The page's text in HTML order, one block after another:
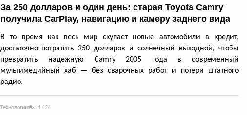
За 250 долларов и один день: старая Toyota Camry
получила CarPlay, навигацию и камеру заднего вида
В то время как весь мир скупает новые автомобили в кредит,
достаточно потратить 250 долларов и солнечный выходной, чтобы
превратить надежную Camry 2005 года в современный
мультимедийный хаб — без сварочных работ и потери штатного
радио.
Технологии 4 424